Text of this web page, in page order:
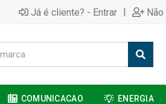
Já é cliente? - Entrar |
COMUNICACAO ENERGIA